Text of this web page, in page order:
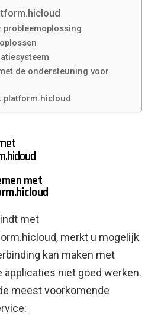
probleemoplossing
de ondersteuning voor
met
met
merkt u mogelijk
kan maken met
niet goed werken.
meest voorkomende